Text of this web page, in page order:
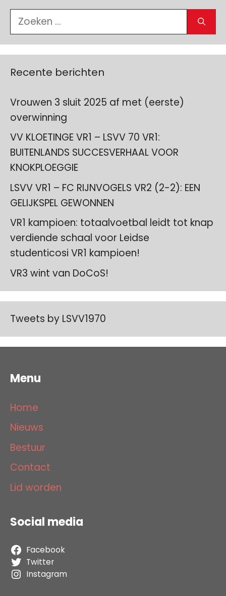
Zoek
naar:
Recente berichten
Vrouwen 3 sluit 2025 af met (eerste)
overwinning
VV KLOETINGE VR1 – LSVV 70 VR1:
BUITENLANDS SUCCESVERHAAL VOOR
KNOKPLOEGGIE
LSVV VR1 – FC RIJNVOGELS VR2 (2-2): EEN
GELIJKSPEL GEWONNEN
VR1 kampioen: totaalvoetbal leidt tot knap
verdiende schaal voor Leidse
studenticosi VR1 kampioen!
VR3 wint van DoCoS!
Tweets by LSVV1970
Menu
Home
Nieuws
Bestuur
Contact
Lid worden
Social media
Facebook
Twitter
Instagram